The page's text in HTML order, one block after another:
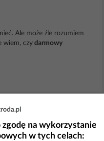
Ale może źle rozumiem
wiem, czy darmowy
na wykorzystanie
w tych celach: